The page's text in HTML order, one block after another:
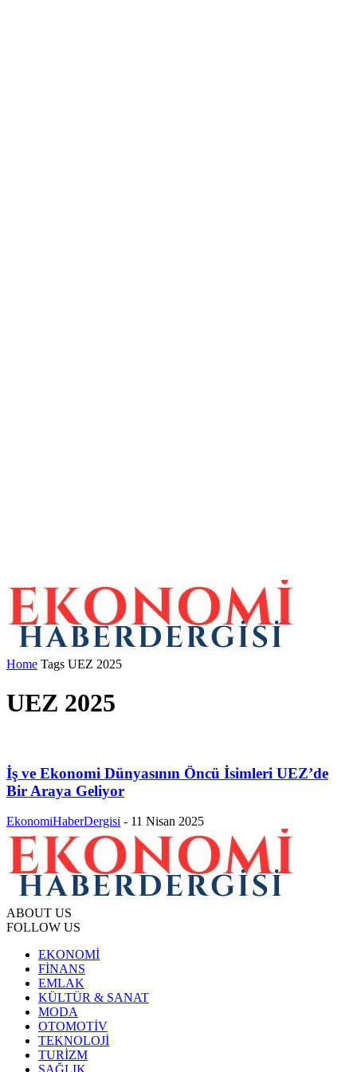
Home Tags UEZ 2025
UEZ 2025
İş ve Ekonomi Dünyasının Öncü İsimleri UEZ’de
Bir Araya Geliyor
EkonomiHaberDergisi - 11 Nisan 2025
ABOUT US
FOLLOW US
EKONOMİ
FİNANS
EMLAK
KÜLTÜR & SANAT
MODA
OTOMOTİV
TEKNOLOJİ
TURİZM